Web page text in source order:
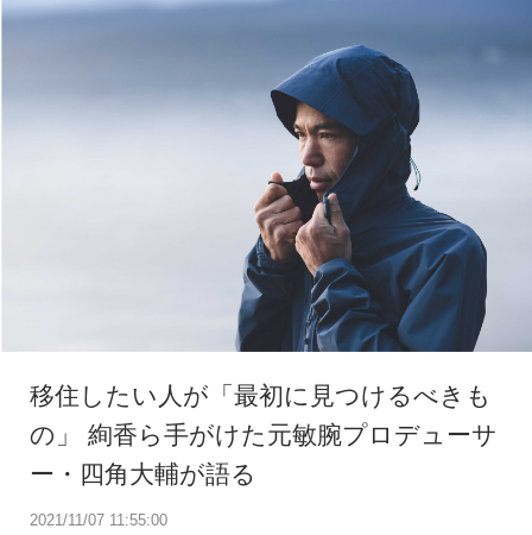
2021/11/07 11:55:00
移住したい人が「最初に見つけるべきも
の」 絢香ら手がけた元敏腕プロデューサ
ー・四角大輔が語る